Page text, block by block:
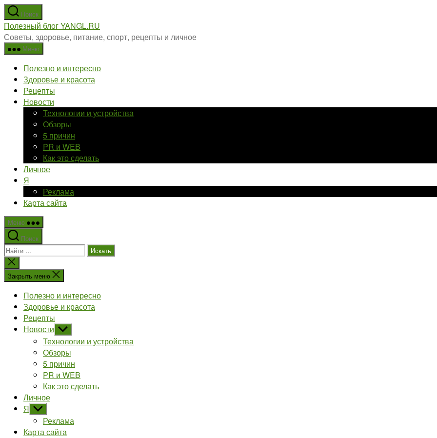
Перейти
к
содержимому
Поиск
Полезный блог YANGL.RU
Советы, здоровье, питание, спорт, рецепты и личное
Меню
Полезно и интересно
Здоровье и красота
Рецепты
Новости
Технологии и устройства
Обзоры
5 причин
PR и WEB
Как это сделать
Личное
Я
Реклама
Карта сайта
Меню
Поиск
Поиск:
Закрыть
поиск
Закрыть меню
Полезно и интересно
Здоровье и красота
Рецепты
Новости Показывать
подменю
Технологии и устройства
Обзоры
5 причин
PR и WEB
Как это сделать
Личное
Я Показывать
подменю
Реклама
Карта сайта